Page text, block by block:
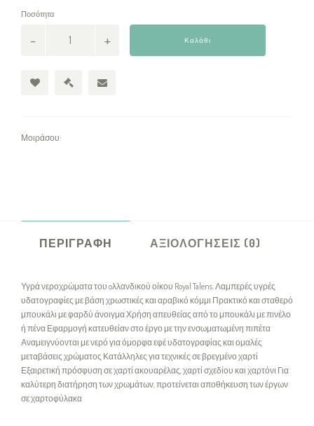
Ποσότητα
Καλάθι
Μοιράσου:
ΠΕΡΙΓΡΑΦΉ ΑΞΙΟΛΟΓΉΣΕΙΣ (0)
Υγρά νεροχρώματα του oλλανδικού οίκου Royal Talens. Λαμπερές υγρές
υδατογραφίες με βάση χρωστικές και αραβικό κόμμι Πρακτικό και σταθερό
μπουκάλι με φαρδύ άνοιγμα Χρήση απευθείας από το μπουκάλι με πινέλο
ή πένα Εφαρμογή κατευθείαν στο έργο με την ενσωματωμένη πιπέτα
Αναμειγνύονται με νερό για όμορφα εφέ υδατογραφίας και ομαλές
μεταβάσεις χρώματος Κατάλληλες για τεχνικές σε βρεγμένο χαρτί
Εξαιρετική πρόσφυση σε χαρτί ακουαρέλας, χαρτί σχεδίου και χαρτόνι Για
καλύτερη διατήρηση των χρωμάτων, προτείνεται αποθήκευση των έργων
σε χαρτοφύλακα